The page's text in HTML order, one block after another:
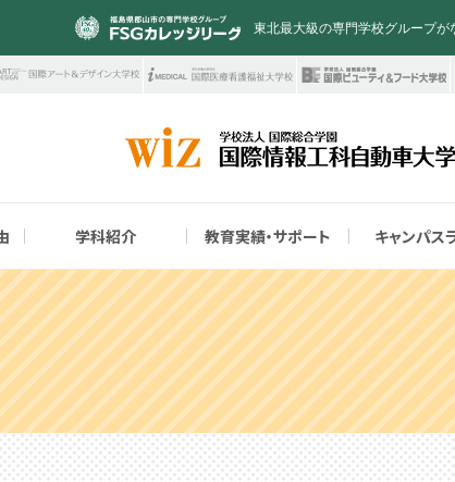
東北最大級の専門学校グループが
職業実践専門課程
お問い合わせ
未来の社会を支える人材！
資格・コンペ実績No.1！
学科紹介
教育実績・サポート
資格実績・サポート
東京オートサロン
キャンパス
在校生の声
キャンパスライフの紹介
入試制度・特待生制度
柔軟な学びが可能な教育プログラム
制度) オープンキャンパス
県外から入学を検討されている皆様へ
学校教諭の皆様へ